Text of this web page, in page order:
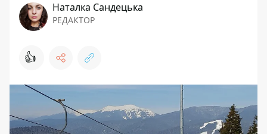
Наталка Сандецька
РЕДАКТОР
👍